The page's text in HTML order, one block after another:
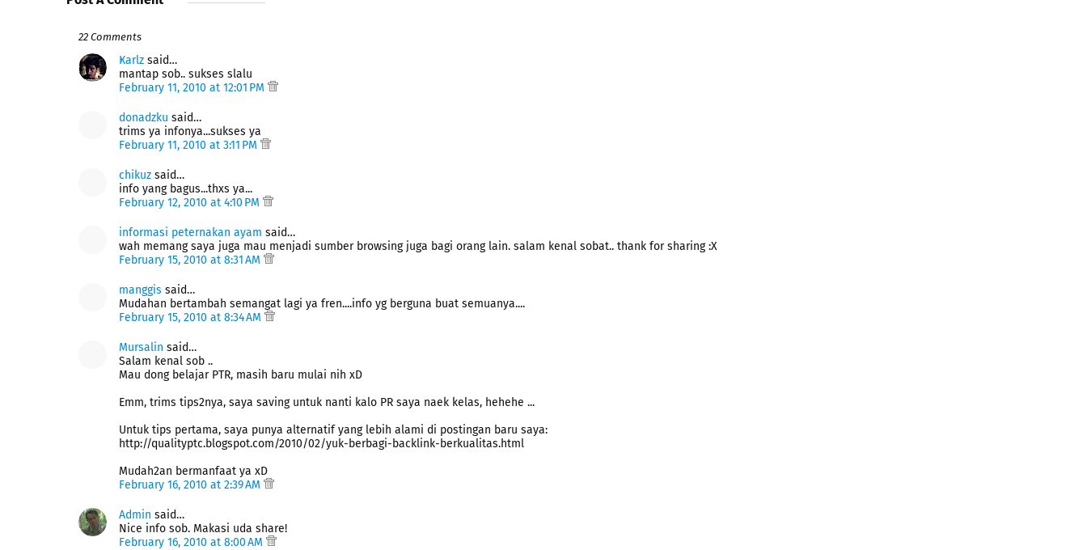
22 Comments
Ҝarlz said…
mantap sob.. sukses slalu
February 11, 2010 at 12:01 PM
donadzku said…
trims ya infonya...sukses ya
February 11, 2010 at 3:11 PM
chikuz said…
info yang bagus...thxs ya...
February 12, 2010 at 4:10 PM
informasi peternakan ayam said…
wah memang saya juga mau menjadi sumber browsing juga bagi orang lain. salam kenal sobat.. thank for sharing :X
February 15, 2010 at 8:31 AM
manggis said…
Mudahan bertambah semangat lagi ya fren....info yg berguna buat semuanya....
February 15, 2010 at 8:34 AM
Mursalin said…
Salam kenal sob ..
Mau dong belajar PTR, masih baru mulai nih xD
Emm, trims tips2nya, saya saving untuk nanti kalo PR saya naek kelas, hehehe ...
Untuk tips pertama, saya punya alternatif yang lebih alami di postingan baru saya:
http://qualityptc.blogspot.com/2010/02/yuk-berbagi-backlink-berkualitas.html
Mudah2an bermanfaat ya xD
February 16, 2010 at 2:39 AM
Admin said…
Nice info sob. Makasi uda share!
February 16, 2010 at 8:00 AM